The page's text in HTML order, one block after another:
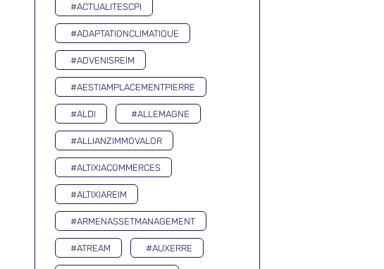
#ACTUALITESCPI
#ADAPTATIONCLIMATIQUE
#ADVENISREIM
#AESTIAMPLACEMENTPIERRE
#ALDI #ALLEMAGNE
#ALLIANZIMMOVALOR
#ALTIXIACOMMERCES
#ALTIXIAREIM
#ARMENASSETMANAGEMENT
#ATREAM #AUXERRE